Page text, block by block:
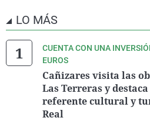
LO MÁS
CUENTA CON UNA
EUROS
Cañizares visita las
Las Terreras y
referente cultural y
Real